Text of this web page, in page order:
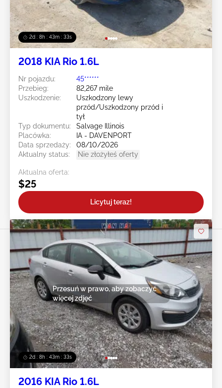
2d : 8h : 43m : 30s
2018 KIA Rio 1.6L
Nr pojazdu:
45******
Przebieg:
82,267 mile
Uszkodzenie:
Uszkodzony lewy
przód/Uszkodzony przód i
tył
Typ dokumentu:
Salvage Illinois
Placówka:
IA - DAVENPORT
Data sprzedaży:
08/10/2026
Aktualny status:
Nie złożyłeś oferty
Aktualna oferta:
$25
Licytuj teraz!
2d : 8h : 43m : 30s
Przesuń w prawo, aby zobaczyć
więcej zdjęć
2016 KIA Rio 1.6L